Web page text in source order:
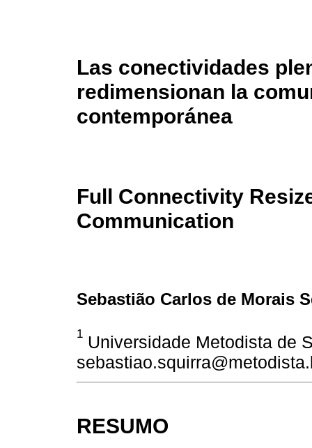
Las conectividades
redimensionan la
contemporánea
Full Connectivity
Communication
Sebastião Carlos de Morais
1 Universidade Metodista de
RESUMO